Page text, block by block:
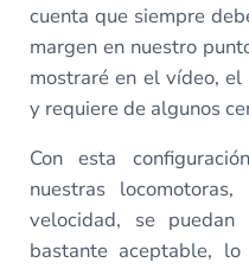
cuenta que siempre
margen en nuestro
mostraré en el vídeo,
y requiere de algunos
Con esta
nuestras
velocidad, se
bastante aceptable,